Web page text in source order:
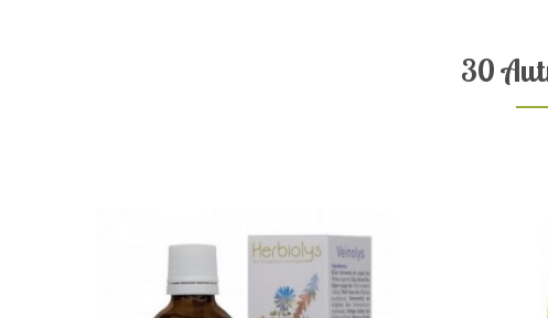
30